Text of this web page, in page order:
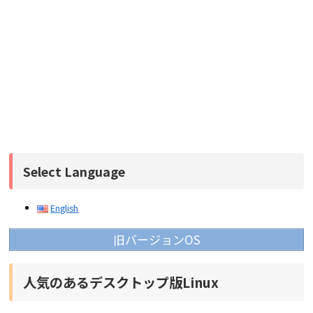
Select Language
English
旧バージョンOS
人気のあるデスクトップ版Linux